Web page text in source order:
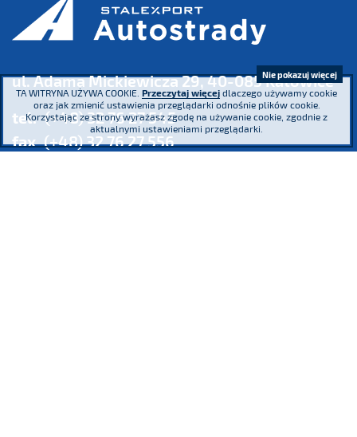
ul. Adama Mickiewicza 29, 40-085 Katowice
tel. (+48) 32 76 27 545
fax (+48) 32 76 27 556
TA WITRYNA UŻYWA COOKIE. Przeczytaj więcej dlaczego używamy cookie
oraz jak zmienić ustawienia przeglądarki odnośnie plików cookie.
Korzystając ze strony wyrażasz zgodę na używanie cookie, zgodnie z
aktualnymi ustawieniami przeglądarki.
Nie pokazuj więcej